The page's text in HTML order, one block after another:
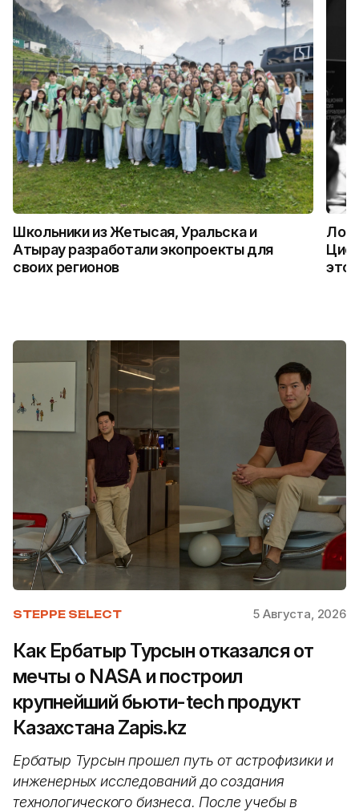
Школьники из Жетысая, Уральска и
Атырау разработали экопроекты для
своих регионов
это
STEPPE SELECT 5 Августа, 2026
Как Ербатыр Турсын отказался от
мечты о NASA и построил
крупнейший бьюти-tech продукт
Казахстана Zapis.kz
Ербатыр Турсын прошел путь от астрофизики и
инженерных исследований до создания
технологического бизнеса. После учебы в